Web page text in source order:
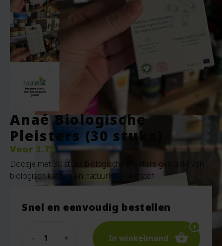
Anaé Biologische
Pleisters (30 stuks)
Voor 3.75
Doosje met 30 stuks biologische pleisters gemaakt van
biologisch katoen en natuurlijke kleefstof.
Snel en eenvoudig bestellen
In winkelmand